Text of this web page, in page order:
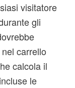
visitatore
gli
carrello
calcola il
le